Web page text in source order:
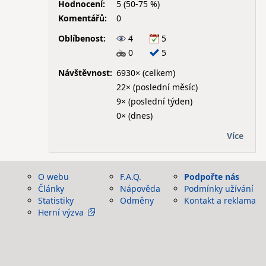
Hodnocení:
5 (50-75 %)
Komentářů:
0
Oblíbenost:
4
5
0
5
Návštěvnost: 6930× (celkem)
22× (poslední měsíc)
9× (poslední týden)
0× (dnes)
Více
O webu
Články
Statistiky
Herní výzva
F.A.Q.
Nápověda
Odměny
Podpořte nás
Podmínky užívání
Kontakt a reklama